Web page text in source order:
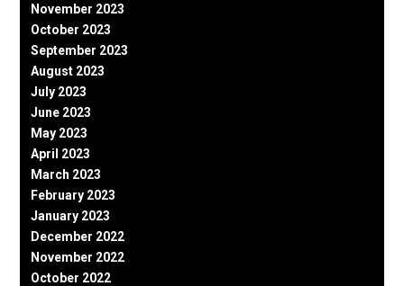
November 2023
October 2023
September 2023
August 2023
July 2023
June 2023
May 2023
April 2023
March 2023
February 2023
January 2023
December 2022
November 2022
October 2022